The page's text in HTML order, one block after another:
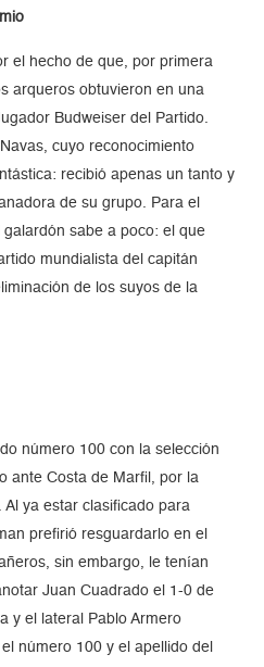
el hecho de que, por primera
arqueros obtuvieron en una
Budweiser del Partido.
cuyo reconocimiento
recibió apenas un tanto y
de su grupo. Para el
sabe a poco: el que
mundialista del capitán
de los suyos de la
número 100 con la selección
ante Costa de Marfil, por la
ya estar clasificado para
prefirió resguardarlo en el
sin embargo, le tenían
Juan Cuadrado el 1-0 de
y el lateral Pablo Armero
número 100 y el apellido del